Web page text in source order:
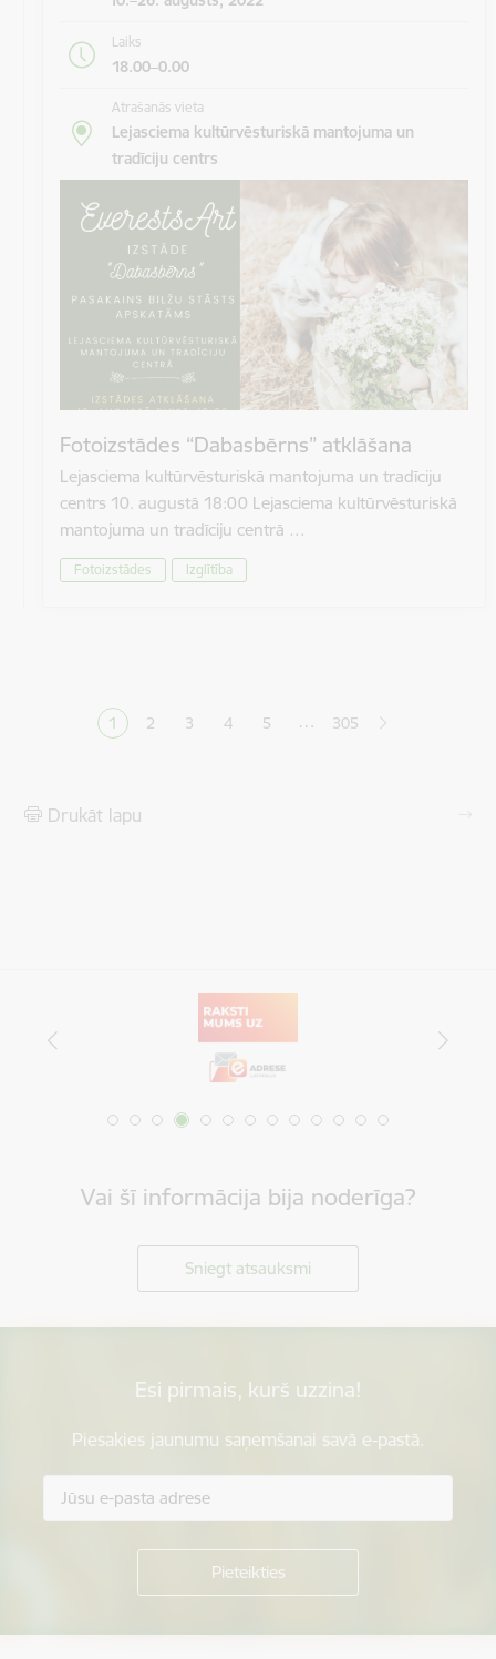
Laiks
18.00–0.00
Atrašanās vieta
Lejasciema kultūrvēsturiskā mantojuma un
tradīciju centrs
Fotoizstādes “Dabasbērns” atklāšana
Lejasciema kultūrvēsturiskā mantojuma un tradīciju
centrs 10. augustā 18:00 Lejasciema kultūrvēsturiskā
mantojuma un tradīciju centrā …
Fotoizstādes Izglītība
Pašreizējā lapa
1 Lapa
2 Lapa
3 Lapa
4 Lapa
5 … 305
Drukāt lapu
Vai šī informācija bija noderīga?
Sniegt atsauksmi
Esi pirmais, kurš uzzina!
Piesakies jaunumu saņemšanai savā e-pastā.